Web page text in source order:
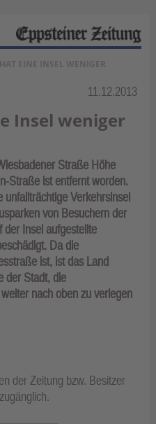
EINE INSEL WENIGER
Rubrik:
11.12.2013
Insel weniger
Straße Höhe
Straße ist entfernt worden.
Verkehrsinsel
von Besuchern der
der Insel aufgestellte
Da die
ist, ist das Land
der Stadt, die
nach oben zu verlegen
der Zeitung bzw. Besitzer